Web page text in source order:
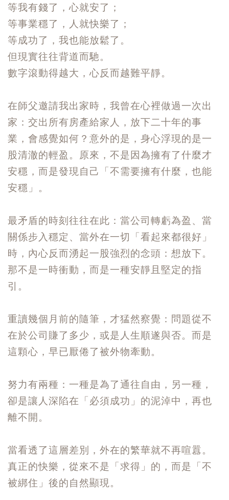
等我有錢了，心就安了；
等事業穩了，人就快樂了；
等成功了，我也能放鬆了。
但現實往往背道而馳。
數字滾動得越大，心反而越難平靜。
在師父邀請我出家時，我曾在心裡做過一次出
家：交出所有房產給家人，放下二十年的事
業，會感覺如何？意外的是，身心浮現的是一
股清澈的輕盈。原來，不是因為擁有了什麼才
安穩，而是發現自己「不需要擁有什麼，也能
安穩」。
最矛盾的時刻往往在此：當公司轉虧為盈、當
關係步入穩定、當外在一切「看起來都很好」
時，內心反而湧起一股強烈的念頭：想放下。
那不是一時衝動，而是一種安靜且堅定的指
引。
重讀幾個月前的隨筆，才猛然察覺：問題從不
在於公司賺了多少，或是人生順遂與否。而是
這顆心，早已厭倦了被外物牽動。
努力有兩種：一種是為了通往自由，另一種，
卻是讓人深陷在「必須成功」的泥淖中，再也
離不開。
當看透了這層差別，外在的繁華就不再喧囂。
真正的快樂，從來不是「求得」的，而是「不
被綁住」後的自然顯現。